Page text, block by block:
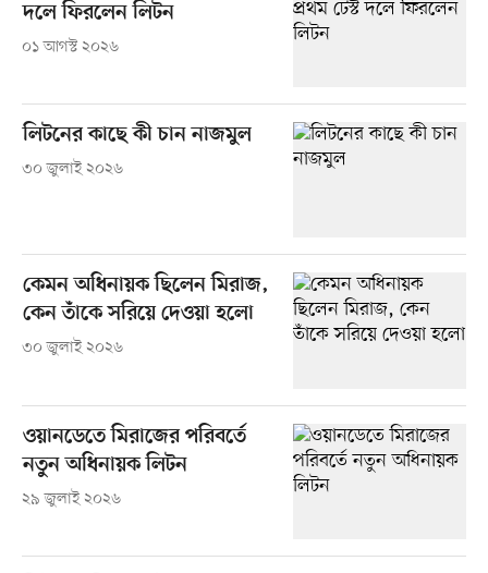
দলে ফিরলেন লিটন
০১ আগস্ট ২০২৬
লিটনের কাছে কী চান নাজমুল
৩০ জুলাই ২০২৬
কেমন অধিনায়ক ছিলেন মিরাজ,
কেন তাঁকে সরিয়ে দেওয়া হলো
৩০ জুলাই ২০২৬
ওয়ানডেতে মিরাজের পরিবর্তে
নতুন অধিনায়ক লিটন
২৯ জুলাই ২০২৬